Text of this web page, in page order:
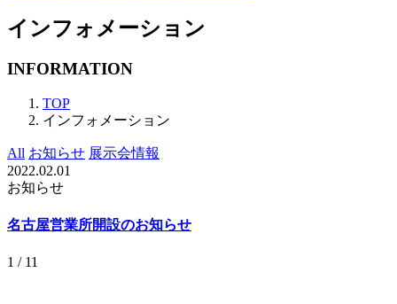
インフォメーション
INFORMATION
TOP
インフォメーション
All お知らせ 展示会情報
2022.02.01
お知らせ
名古屋営業所開設のお知らせ
1 / 11